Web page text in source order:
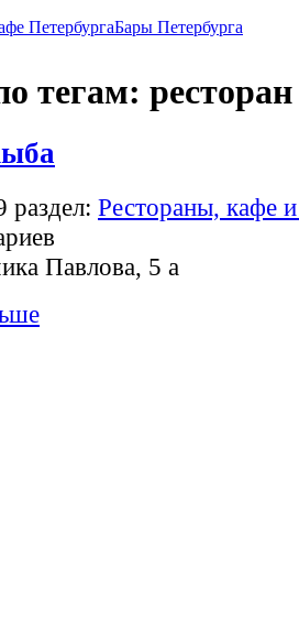
ПетербургаБары Петербурга
тегам:
раздел: Рестораны, кафе
Павлова, 5 а